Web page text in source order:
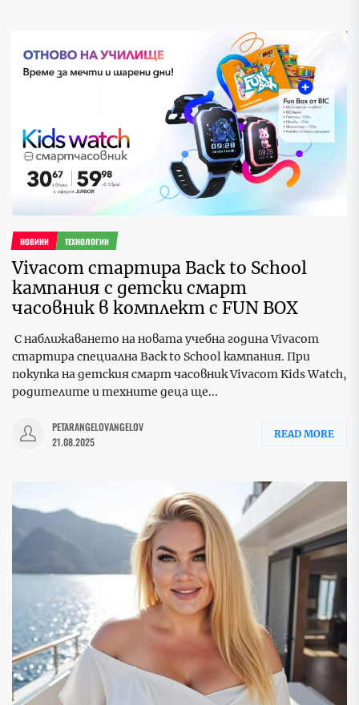
НОВИНИ ТЕХНОЛОГИИ
Vivacom стартира Back to School
кампания с детски смарт
часовник в комплект с FUN BOX
С наближаването на новата учебна година Vivacom
стартира специална Back to School кампания. При
покупка на детския смарт часовник Vivacom Kids Watch,
родителите и техните деца ще...
PETARANGELOVANGELOV
21.08.2025
READ MORE